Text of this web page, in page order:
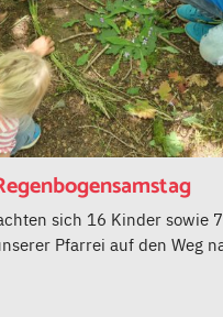
sich 16 Kinder sowie 7
Pfarrei auf den Weg